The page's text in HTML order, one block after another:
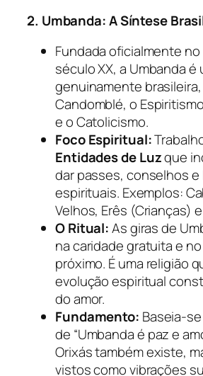
2. Umbanda: A Síntese
Fundada oficialmente
século XX, a Umbanda é
genuinamente
Candomblé, o
e o Catolicismo.
Foco Espiritual:
Entidades de Luzque
dar passes, conselhos e
espirituais. Exemplos:
Velhos, Erês (Crianças)
O Ritual:As giras de
na caridade gratuita e
próximo. É uma religião
evolução espiritual
do amor.
Fundamento: Baseia-
de “Umbanda é paz e
Orixás também existe,
vistos como vibrações